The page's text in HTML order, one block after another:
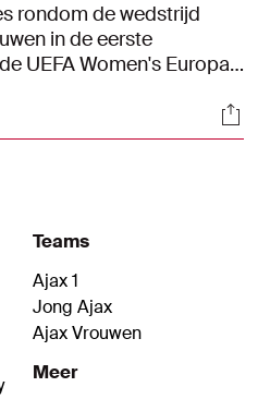
rondom de wedstrijd
in de eerste
UEFA Women's Europa
Teams
Ajax 1
Jong Ajax
Ajax Vrouwen
Meer